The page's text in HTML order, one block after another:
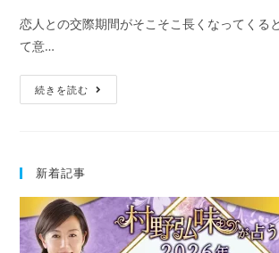
恋人との交際期間がそこそこ長くなってくる
て意…
続きを読む
期
あ
な
た
新着記事